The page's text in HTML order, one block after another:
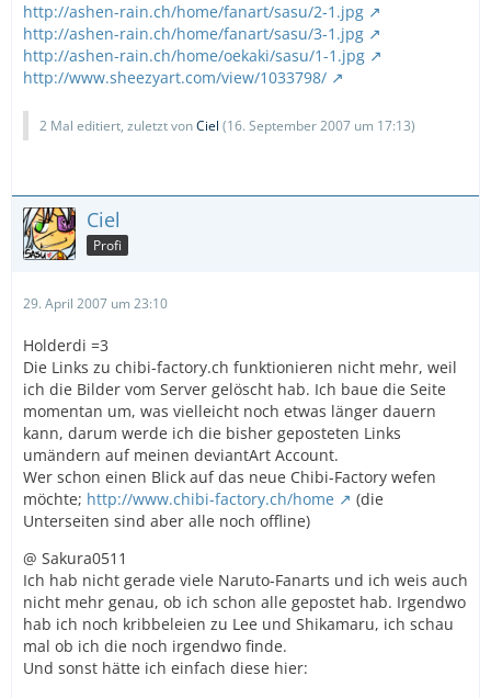
http://ashen-rain.ch/home/fanart/sasu/2-1.jpg
http://ashen-rain.ch/home/fanart/sasu/3-1.jpg
http://ashen-rain.ch/home/oekaki/sasu/1-1.jpg
http://www.sheezyart.com/view/1033798/
2 Mal editiert, zuletzt vonCiel (16. September 2007 um 17:13)
Ciel
Profi
29. April 2007 um 23:10
Holderdi =3
Die Links zu chibi-factory.ch funktionieren nicht mehr, weil
ich die Bilder vom Server gelöscht hab. Ich baue die Seite
momentan um, was vielleicht noch etwas länger dauern
kann, darum werde ich die bisher geposteten Links
umändern auf meinen deviantArt Account.
Wer schon einen Blick auf das neue Chibi-Factory wefen
möchte; http://www.chibi-factory.ch/home
(die
Unterseiten sind aber alle noch offline)
@ Sakura0511
Ich hab nicht gerade viele Naruto-Fanarts und ich weis auch
nicht mehr genau, ob ich schon alle gepostet hab. Irgendwo
hab ich noch kribbeleien zu Lee und Shikamaru, ich schau
mal ob ich die noch irgendwo finde.
Und sonst hätte ich einfach diese hier: